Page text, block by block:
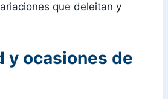
que deleitan y
y ocasiones de